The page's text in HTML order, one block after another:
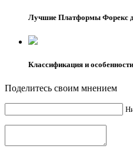
Лучшие Платформы Форекс
Классификация и
Поделитесь своим мнением